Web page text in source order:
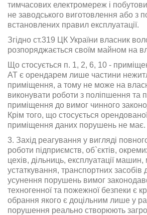
тимчасових електромереж і
не заводського виготовлення або з
встановлених правил експлуатації.
Згідно ст.319 ЦК України власник
розпоряджається своїм майном на
Що стосується п. 1, 2, 6, 10 -
АТ є орендарем лише частини
приміщення, а тому не може на
виконувати роботи з поліпшення та
приміщення до вимог чинного
Крім того, що стосується
приміщення даних порушень не має.
3. Захід реагування у вигляді
роботи підприємств, об`єктів,
цехів, дільниць, експлуатації машин,
устаткування, транспортних засобів
усунення порушень вимог
техногенної та пожежної безпеки є
обрання якого є доцільним лише у
порушення реально створюють